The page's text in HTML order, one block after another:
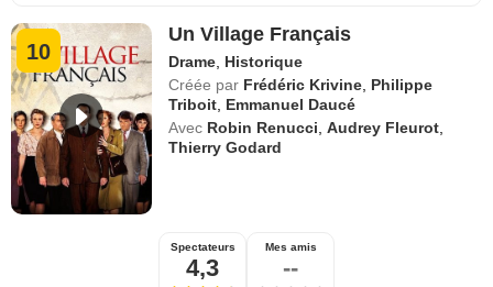
10
Un Village Français
Drame, Historique
Créée par Frédéric Krivine, Philippe
Triboit, Emmanuel Daucé
Avec Robin Renucci,Audrey Fleurot,
Thierry Godard
Spectateurs
4,3
Mes amis
--